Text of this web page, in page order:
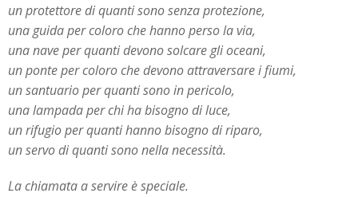
un protettore di quanti sono senza protezione,
una guida per coloro che hanno perso la via,
una nave per quanti devono solcare gli oceani,
un ponte per coloro che devono attraversare i fiumi,
un santuario per quanti sono in pericolo,
una lampada per chi ha bisogno di luce,
un rifugio per quanti hanno bisogno di riparo,
un servo di quanti sono nella necessità.
La chiamata a servire è speciale.